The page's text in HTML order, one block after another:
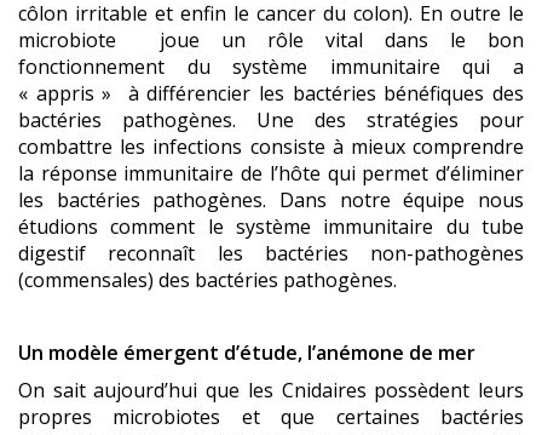
côlon irritable et enfin le cancer du colon). En outre le
microbiote joue un rôle vital dans le bon
fonctionnement du système immunitaire qui a
« appris » à différencier les bactéries bénéfiques des
bactéries pathogènes. Une des stratégies pour
combattre les infections consiste à mieux comprendre
la réponse immunitaire de l’hôte qui permet d’éliminer
les bactéries pathogènes. Dans notre équipe nous
étudions comment le système immunitaire du tube
digestif reconnaît les bactéries non-pathogènes
(commensales) des bactéries pathogènes.
Un modèle émergent d’étude, l’anémone de mer
On sait aujourd’hui que les Cnidaires possèdent leurs
propres microbiotes et que certaines bactéries